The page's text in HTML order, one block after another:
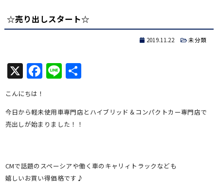
☆売り出しスタート☆
2019.11.22 未分類
X Facebook
Line共
こんにちは！
今日から軽未使用車専門店とハイブリッド＆コンパクトカー専門店で
売出しが始まりました！！
CMで話題のスペーシアや働く車のキャリィトラックなども
嬉しいお買い得価格です♪